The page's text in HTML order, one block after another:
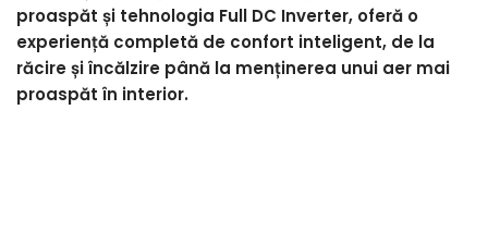
proaspăt și tehnologia Full DC Inverter, oferă o
experiență completă de confort inteligent, de la
răcire și încălzire până la menținerea unui aer mai
proaspăt în interior.